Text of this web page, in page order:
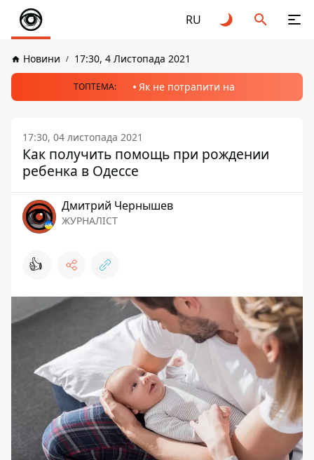
RU
Новини 17:30, 4 Листопада 2021
ТОПТЕМА: Як не потрапити на
17:30, 04 листопада 2021
Как получить помощь при рождении
ребенка в Одессе
Дмитрий Чернышев
ЖУРНАЛІСТ
👍